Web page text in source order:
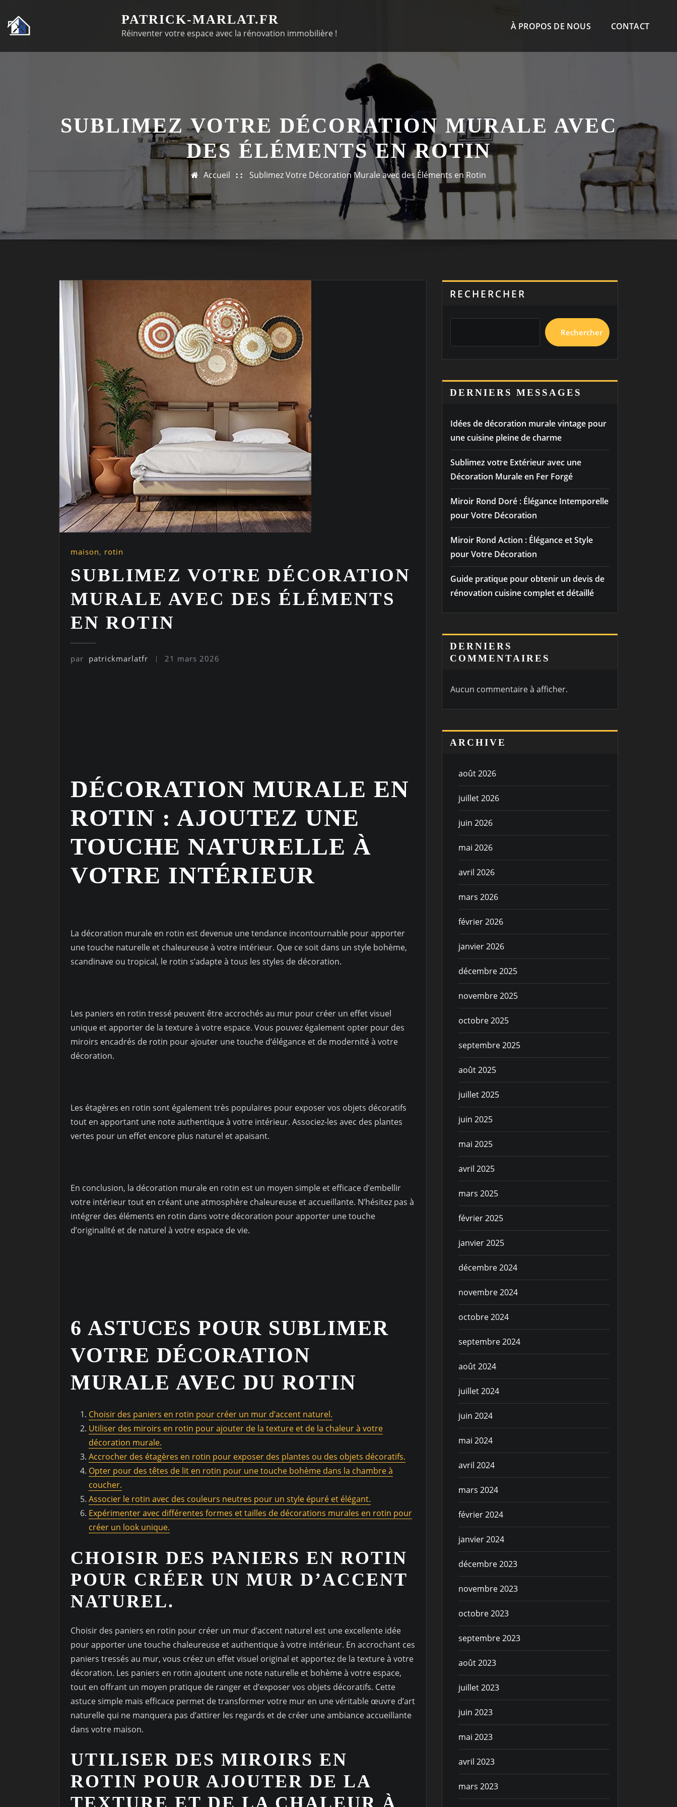
au
contenu
PATRICK-MARLAT.FR
Réinventer votre espace avec la rénovation immobilière !
À PROPOS DE NOUS CONTACT
SUBLIMEZ VOTRE DÉCORATION MURALE AVEC
DES ÉLÉMENTS EN ROTIN
Accueil Sublimez Votre Décoration Murale avec des Éléments en Rotin
maison, rotin
SUBLIMEZ VOTRE DÉCORATION
MURALE AVEC DES ÉLÉMENTS
EN ROTIN
par patrickmarlatfr 21 mars 2026
DÉCORATION MURALE EN
ROTIN : AJOUTEZ UNE
TOUCHE NATURELLE À
VOTRE INTÉRIEUR
La décoration murale en rotin est devenue une tendance incontournable pour apporter
une touche naturelle et chaleureuse à votre intérieur. Que ce soit dans un style bohème,
scandinave ou tropical, le rotin s’adapte à tous les styles de décoration.
Les paniers en rotin tressé peuvent être accrochés au mur pour créer un effet visuel
unique et apporter de la texture à votre espace. Vous pouvez également opter pour des
miroirs encadrés de rotin pour ajouter une touche d’élégance et de modernité à votre
décoration.
Les étagères en rotin sont également très populaires pour exposer vos objets décoratifs
tout en apportant une note authentique à votre intérieur. Associez-les avec des plantes
vertes pour un effet encore plus naturel et apaisant.
En conclusion, la décoration murale en rotin est un moyen simple et efficace d’embellir
votre intérieur tout en créant une atmosphère chaleureuse et accueillante. N’hésitez pas à
intégrer des éléments en rotin dans votre décoration pour apporter une touche
d’originalité et de naturel à votre espace de vie.
6 ASTUCES POUR SUBLIMER
VOTRE DÉCORATION
MURALE AVEC DU ROTIN
Choisir des paniers en rotin pour créer un mur d’accent naturel.
Utiliser des miroirs en rotin pour ajouter de la texture et de la chaleur à votre
décoration murale.
Accrocher des étagères en rotin pour exposer des plantes ou des objets décoratifs.
Opter pour des têtes de lit en rotin pour une touche bohème dans la chambre à
coucher.
Associer le rotin avec des couleurs neutres pour un style épuré et élégant.
Expérimenter avec différentes formes et tailles de décorations murales en rotin pour
créer un look unique.
CHOISIR DES PANIERS EN ROTIN
POUR CRÉER UN MUR D’ACCENT
NATUREL.
Choisir des paniers en rotin pour créer un mur d’accent naturel est une excellente idée
pour apporter une touche chaleureuse et authentique à votre intérieur. En accrochant ces
paniers tressés au mur, vous créez un effet visuel original et apportez de la texture à votre
décoration. Les paniers en rotin ajoutent une note naturelle et bohème à votre espace,
tout en offrant un moyen pratique de ranger et d’exposer vos objets décoratifs. Cette
astuce simple mais efficace permet de transformer votre mur en une véritable œuvre d’art
naturelle qui ne manquera pas d’attirer les regards et de créer une ambiance accueillante
dans votre maison.
UTILISER DES MIROIRS EN
ROTIN POUR AJOUTER DE LA
TEXTURE ET DE LA CHALEUR À
RECHERCHER
Rechercher
DERNIERS MESSAGES
Idées de décoration murale vintage pour
une cuisine pleine de charme
Sublimez votre Extérieur avec une
Décoration Murale en Fer Forgé
Miroir Rond Doré : Élégance Intemporelle
pour Votre Décoration
Miroir Rond Action : Élégance et Style
pour Votre Décoration
Guide pratique pour obtenir un devis de
rénovation cuisine complet et détaillé
DERNIERS
COMMENTAIRES
Aucun commentaire à afficher.
ARCHIVE
août 2026
juillet 2026
juin 2026
mai 2026
avril 2026
mars 2026
février 2026
janvier 2026
décembre 2025
novembre 2025
octobre 2025
septembre 2025
août 2025
juillet 2025
juin 2025
mai 2025
avril 2025
mars 2025
février 2025
janvier 2025
décembre 2024
novembre 2024
octobre 2024
septembre 2024
août 2024
juillet 2024
juin 2024
mai 2024
avril 2024
mars 2024
février 2024
janvier 2024
décembre 2023
novembre 2023
octobre 2023
septembre 2023
août 2023
juillet 2023
juin 2023
mai 2023
avril 2023
mars 2023